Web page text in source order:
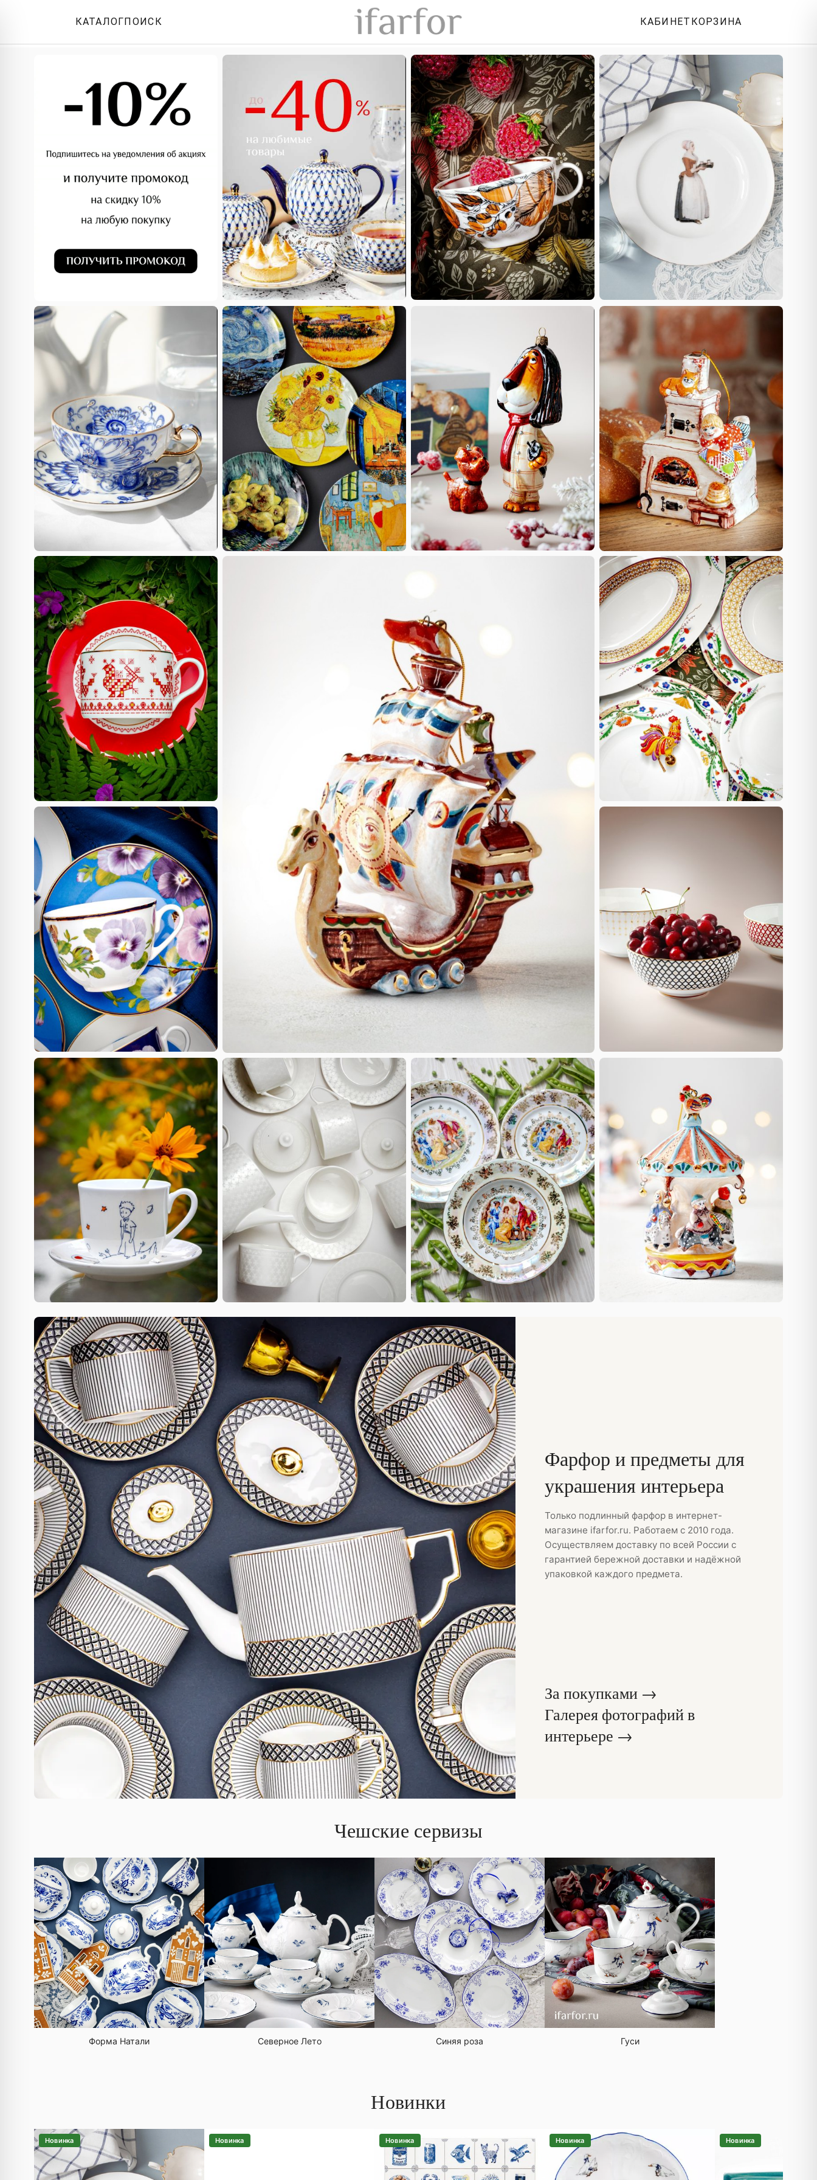
КАТАЛОГПОИСК КАБИНЕТ КОРЗИНА
Фарфор ипредметы для
украшения интерьера
Только подлинный фарфор в интернет-
магазине ifarfor.ru. Работаем с 2010 года.
Осуществляем доставку по всей России с
гарантией бережной доставки и надёжной
упаковкой каждого предмета.
За покупками →
Галерея фотографий в
интерьере →
Чешские сервизы
Форма Натали Северное Лето Синяя роза Гуси
Новинки
Новинка Новинка Новинка Новинка Новинка